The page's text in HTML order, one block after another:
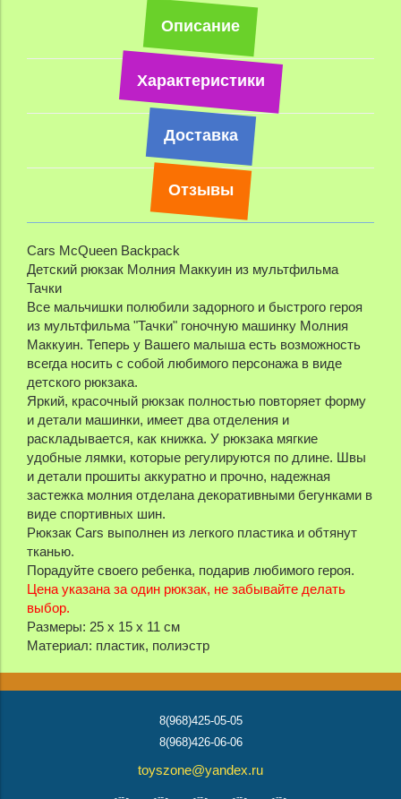
Описание
Характеристики
Доставка
Отзывы
Cars McQueen Backpack
Детский рюкзак Молния Маккуин из мультфильма
Тачки
Все мальчишки полюбили задорного и быстрого героя
из мультфильма "Тачки" гоночную машинку Молния
Маккуин. Теперь у Вашего малыша есть возможность
всегда носить с собой любимого персонажа в виде
детского рюкзака.
Яркий, красочный рюкзак полностью повторяет форму
и детали машинки, имеет два отделения и
раскладывается, как книжка. У рюкзака мягкие
удобные лямки, которые регулируются по длине. Швы
и детали прошиты аккуратно и прочно, надежная
застежка молния отделана декоративными бегунками в
виде спортивных шин.
Рюкзак Cars выполнен из легкого пластика и обтянут
тканью.
Порадуйте своего ребенка, подарив любимого героя.
Цена указана за один рюкзак, не забывайте делать
выбор.
Размеры: 25 х 15 х 11 см
Материал: пластик, полиэстр
8(968)425-05-05
8(968)426-06-06
toyszone@yandex.ru